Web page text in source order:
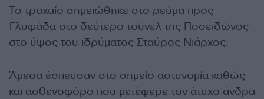
Το τροχαίο σημειώθηκε στο ρεύμα προς
Γλυφάδα στο δεύτερο τούνελ της Ποσειδώνος
στο ύψος του ιδρύματος Σταύρος Νιάρχος.
Άμεσα έσπευσαν στο σημείο αστυνομία καθώς
και ασθενοφόρο που μετέφερε τον άτυχο άνδρα